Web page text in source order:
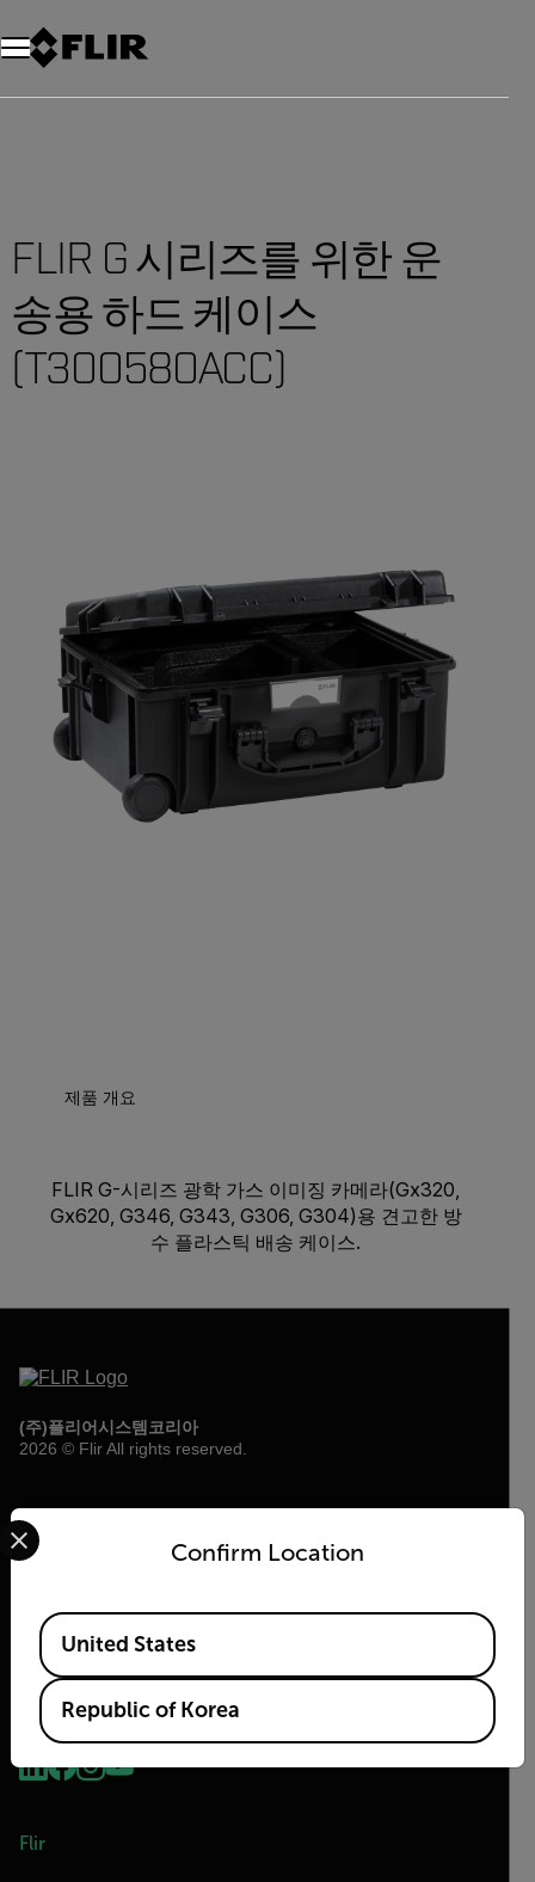
FLIR G 시리즈를 위한 운
송용 하드 케이스
(T300580ACC)
제품 개요
FLIR G-시리즈 광학 가스 이미징 카메라(Gx320,
Gx620, G346, G343, G306, G304)용 견고한 방
수 플라스틱 배송 케이스.
(주)플리어시스템코리아
2026 © Flir All rights reserved.
소프트웨어안내
Flir
Confirm Location
Select your preferred country and language from the
Available Locations
United States
Republic of Korea